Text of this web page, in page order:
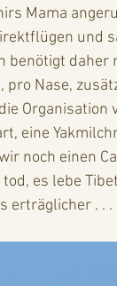
Mama
und
benötigt daher
pro Nase,
Organisation
eine
noch einen
es lebe
erträglicher . . .